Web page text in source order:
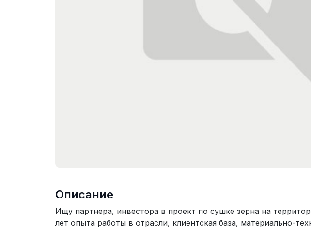
Описание
Ищу партнера, инвестора в проект по сушке зерна на
лет опыта работы в отрасли, клиентская база, материально-